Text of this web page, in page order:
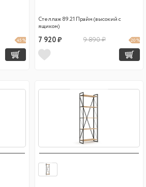
45 %
Стеллаж 89.21 Прайм (высокий с
ящиком)
7 920 ₽ 9 890 ₽ 20 %